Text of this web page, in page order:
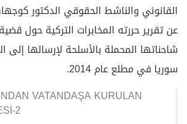
القانوني والناشط الحقوقي الدكتور
عن تقرير حررته المخابرات التركية حول
شاحناتها المحملة بالأسلحة لإرسالها إلى
سوريا في مطلع عام 2014.
VATANDAŞA KURULAN
2